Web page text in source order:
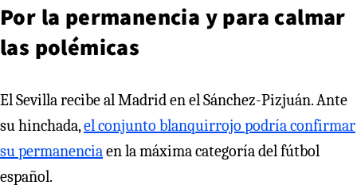
Por la permanencia y para calmar
las polémicas
El Sevilla recibe al Madrid en el Sánchez-Pizjuán. Ante
su hinchada,el conjunto blanquirrojo podría confirmar
su permanenciaen la máxima categoría del fútbol
español.